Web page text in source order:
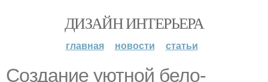
ДИЗАЙН ИНТЕРЬЕРА
главная новости статьи
Создание уютной бело-